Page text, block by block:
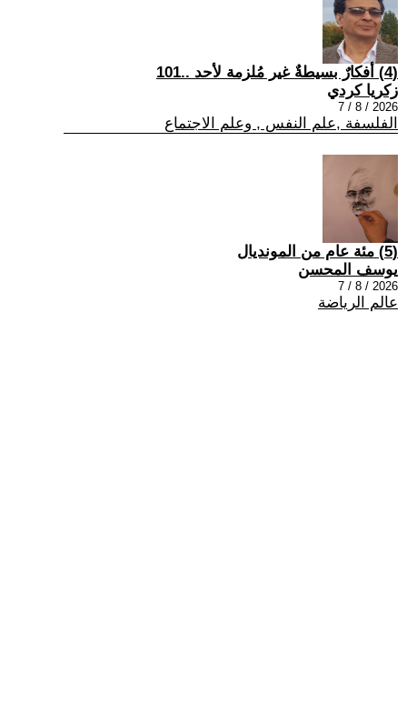
(4) أفكارٌ بسيطةٌ غير مُلزمة لأحد ..101
زكريا كردي
2026 / 8 / 7
الفلسفة ,علم النفس , وعلم الاجتماع
(5) مئة عام من المونديال
يوسف المحسن
2026 / 8 / 7
عالم الرياضة